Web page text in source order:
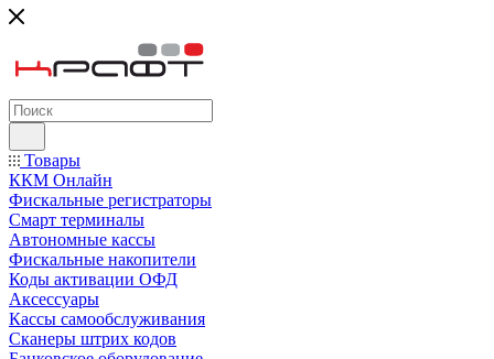
Товары
ККМ Онлайн
Фискальные регистраторы
Смарт терминалы
Автономные кассы
Фискальные накопители
Коды активации ОФД
Аксессуары
Кассы самообслуживания
Сканеры штрих кодов